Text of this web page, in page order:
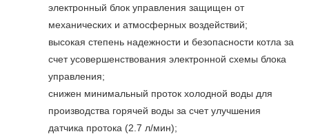
электронный блок управления защищен от
механических и атмосферных воздействий;
высокая степень надежности и безопасности котла за
счет усовершенствования электронной схемы блока
управления;
снижен минимальный проток холодной воды для
производства горячей воды за счет улучшения
датчика протока (2.7 л/мин);